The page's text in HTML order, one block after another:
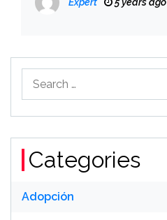
5 years ago
Categories
Adopción